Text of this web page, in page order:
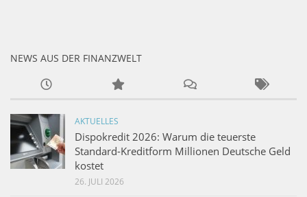
NEWS AUS DER FINANZWELT
AKTUELLES
Dispokredit 2026: Warum die teuerste
Standard-Kreditform Millionen Deutsche Geld
kostet
26. JULI 2026